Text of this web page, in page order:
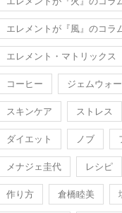
エレメントが『風』のコラ
エレメント・マトリックス
コーヒー ジェムウォ
スキンケア ストレス
ダイエット ノブ
メナジェ圭代 レシピ
作り方 倉橋睦美